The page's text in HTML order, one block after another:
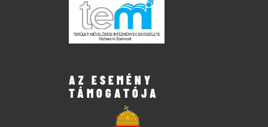
AZ ESEMÉNY
TÁMOGATÓJA